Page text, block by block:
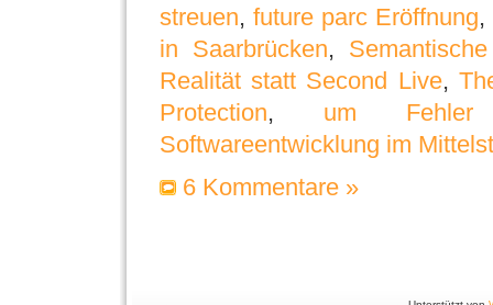
streuen, future parc Eröffnung,
in Saarbrücken,
Realität statt Second Live,
Protection, um
Softwareentwicklung im
6 Kommentare »